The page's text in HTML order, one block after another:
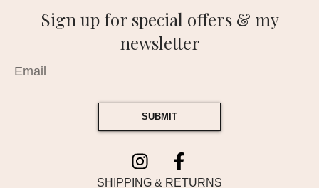
Sign up for special offers & my
newsletter
SUBMIT
SHIPPING & RETURNS